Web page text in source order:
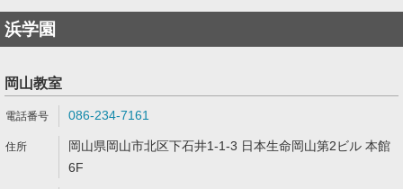
浜学園
岡山教室
086-234-7161
岡山県岡山市北区下石井1-1-3 日本生命岡山第2ビル 本館
6F